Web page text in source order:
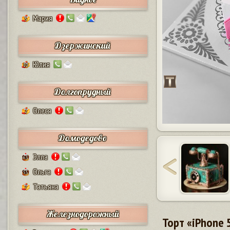
5 Мария
Дзержинский
10 Юлия
Долгопрудный
2 Олеся
Домодедово
63 Элла
55 Ольга
7 Татьяна
Железнодорожный
Торт «iPhone